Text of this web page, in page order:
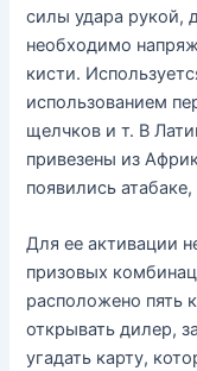
силы удара рукой,
необходимо
кисти.
использованием
щелчков и т. В
привезены из
появились
Для ее активации
призовых
расположено пять
открывать дилер,
угадать карту,